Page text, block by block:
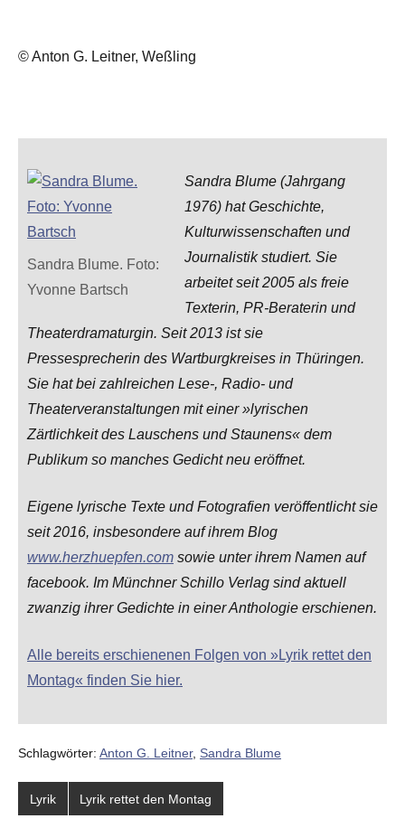
© Anton G. Leitner, Weßling
Sandra Blume. Foto:
Yvonne Bartsch
Sandra Blume (Jahrgang
1976) hat Geschichte,
Kulturwissenschaften und
Journalistik studiert. Sie
arbeitet seit 2005 als freie
Texterin, PR-Beraterin und
Theaterdramaturgin. Seit 2013 ist sie
Pressesprecherin des Wartburgkreises in Thüringen.
Sie hat bei zahlreichen Lese-, Radio- und
Theaterveranstaltungen mit einer »lyrischen
Zärtlichkeit des Lauschens und Staunens« dem
Publikum so manches Gedicht neu eröffnet.
Eigene lyrische Texte und Fotografien veröffentlicht sie
seit 2016, insbesondere auf ihrem Blog
www.herzhuepfen.com sowie unter ihrem Namen auf
facebook. Im Münchner Schillo Verlag sind aktuell
zwanzig ihrer Gedichte in einer Anthologie erschienen.
Alle bereits erschienenen Folgen von »Lyrik rettet den
Montag« finden Sie hier.
Schlagwörter: Anton G. Leitner, Sandra Blume
Lyrik Lyrik rettet den Montag